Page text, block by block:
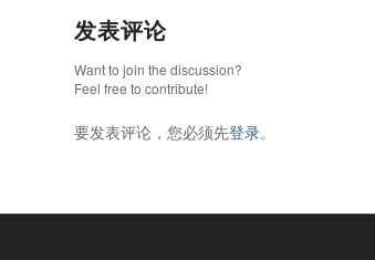
发表评论
Want to join the discussion?
Feel free to contribute!
要发表评论，您必须先登录。